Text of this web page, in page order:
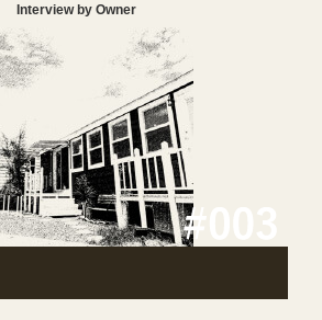
Interview by Owner